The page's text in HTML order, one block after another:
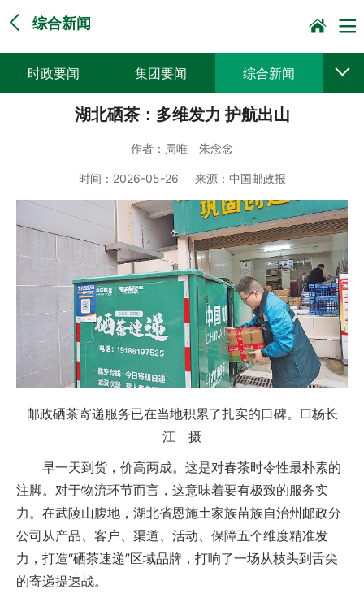
综合新闻
时政要闻 集团要闻 综合新闻
媒体聚焦 党建动态 普遍服务
企业文化
湖北硒茶：多维发力 护航出山
作者： 周唯 朱念念
时间： 2026-05-26 来源： 中国邮政报
邮政硒茶寄递服务已在当地积累了扎实的口碑。□杨长
江 摄
早一天到货，价高两成。这是对春茶时令性最朴素的
注脚。对于物流环节而言，这意味着要有极致的服务实
力。在武陵山腹地，湖北省恩施土家族苗族自治州邮政分
公司从产品、客户、渠道、活动、保障五个维度精准发
力，打造“硒茶速递”区域品牌，打响了一场从枝头到舌尖
的寄递提速战。